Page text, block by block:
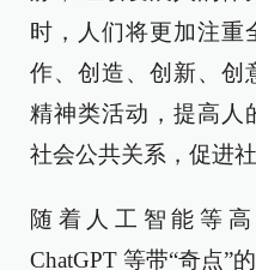
时，人们将更加注重
作、创造、创新、创
精神类活动，提高人
社会公共关系，促进
随着人工智能等
ChatGPT 等带“奇点”